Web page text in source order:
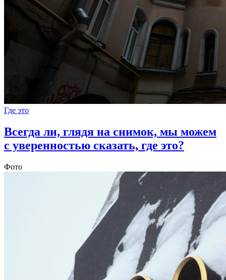
Где это
Всегда ли, глядя на снимок, мы можем
с уверенностью сказать, где это?
Фото